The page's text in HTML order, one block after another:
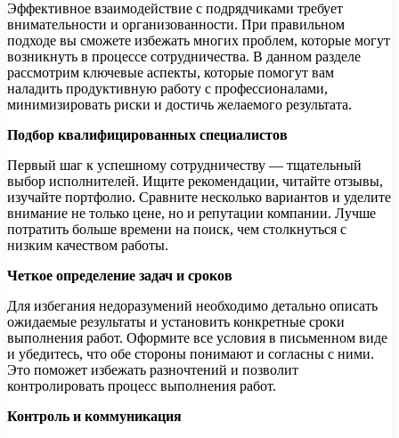
Эффективное взаимодействие с подрядчиками требует
внимательности и организованности. При правильном
подходе вы сможете избежать многих проблем, которые могут
возникнуть в процессе сотрудничества. В данном разделе
рассмотрим ключевые аспекты, которые помогут вам
наладить продуктивную работу с профессионалами,
минимизировать риски и достичь желаемого результата.
Подбор квалифицированных специалистов
Первый шаг к успешному сотрудничеству — тщательный
выбор исполнителей. Ищите рекомендации, читайте отзывы,
изучайте портфолио. Сравните несколько вариантов и уделите
внимание не только цене, но и репутации компании. Лучше
потратить больше времени на поиск, чем столкнуться с
низким качеством работы.
Четкое определение задач и сроков
Для избегания недоразумений необходимо детально описать
ожидаемые результаты и установить конкретные сроки
выполнения работ. Оформите все условия в письменном виде
и убедитесь, что обе стороны понимают и согласны с ними.
Это поможет избежать разночтений и позволит
контролировать процесс выполнения работ.
Контроль и коммуникация